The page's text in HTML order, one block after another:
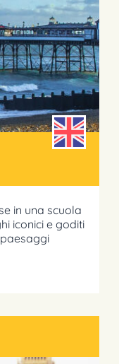
in una scuola
iconici e goditi